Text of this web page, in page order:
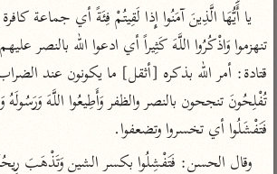
جمع الأقوال
تفسير ابن الجوزي
تفسير الماوردي
منتقاة
تفسير ابن القيم
تفسير الرازي
أخرى
نظم الدرر للبقاعي
فَتَفْشَلُوا أي تخسروا وتضعفوا.